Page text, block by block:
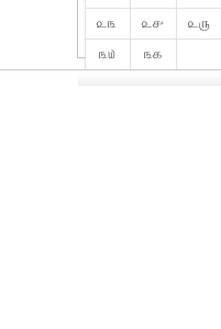
௨௩
௨௪ ௨௫
௩௰
௩௧